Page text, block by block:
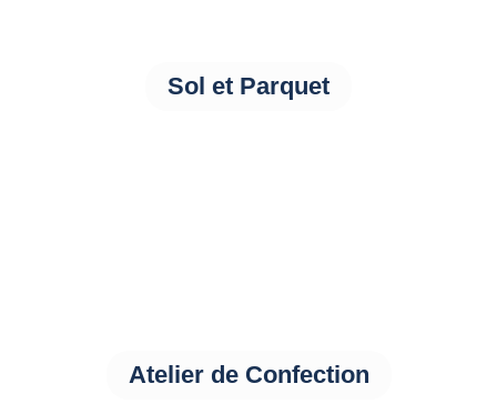
Sol et Parquet
Atelier de Confection